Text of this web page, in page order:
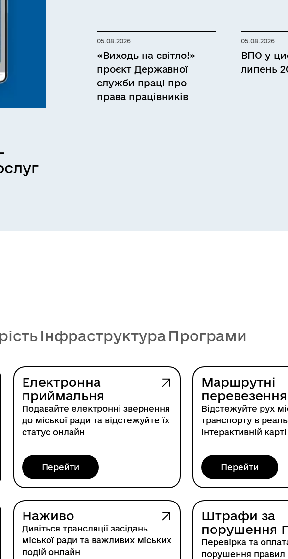
05.08.2026
«Виходь на світло!» -
проєкт Державної
служби праці про
права працівників
05.08.2026
ВПО у
липень
Інфраструктура Програми
Електронна
приймальня
Подавайте електронні звернення
до міської ради та відстежуйте їх
статус онлайн
Перейти
Маршрутні
перевезення
Відстежуйте рух
транспорту в
інтерактивній карті
Перейти
Наживо
Дивіться трансляції засідань
міської ради та важливих міських
подій онлайн
Штрафи за
порушення
Перевірка та
порушення правил